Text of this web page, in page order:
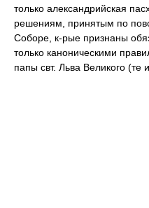
только александрийская
решениям, принятым по
Соборе, к-рые признаны
только каноническими
папы свт. Льва Великого (те